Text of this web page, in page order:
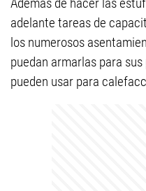
adelante tareas de
los numerosos
puedan armarlas para
pueden usar para